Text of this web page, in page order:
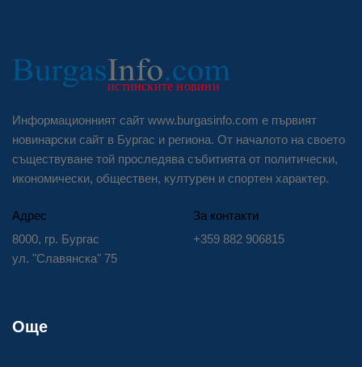
Информационният сайт www.burgasinfo.com е първият
новинарски сайт в Бургас и региона. От началото на своето
съществуване той проследява събитията от политически,
икономически, обществен, културен и спортен характер.
Адрес
8000, гр. Бургас
ул. "Славянска" 75
За контакти
+359 882 906815
Още